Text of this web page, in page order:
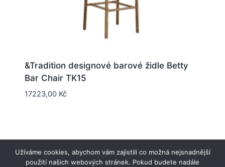
&Tradition designové barové židle Betty
Bar Chair TK15
17223,00 Kč
Užíváme cookies, abychom vám zajistili co možná nejsnadnější
použití našich webových stránek. Pokud budete nadále